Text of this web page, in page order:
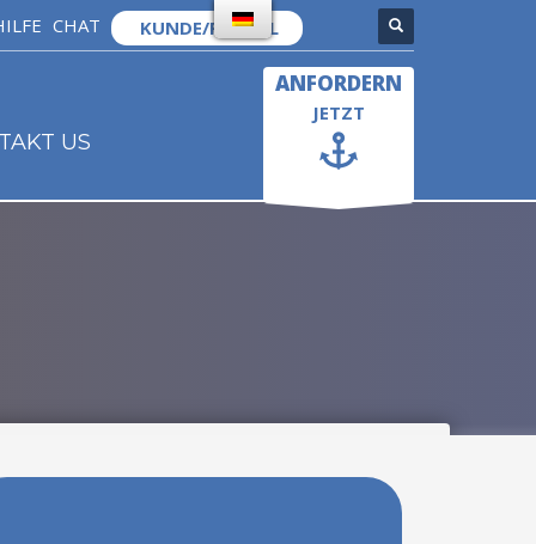
CHAT KUNDE/PORTAL
US
ANFORDERN
JETZT